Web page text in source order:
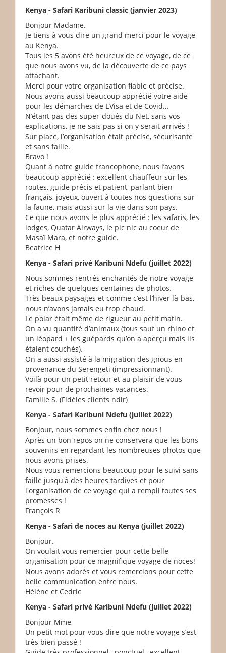
Kenya - Safari Karibuni classic (janvier 2023)
Bonjour Madame.
Je tiens à vous dire un grand merci pour le voyage
au Kenya.
Tous les 5 avons été heureux de ce voyage, de ce
que nous avons vu, de la découverte de ce pays
attachant.
Merci pour votre organisation fiable et précise.
Nous avons aussi beaucoup apprécié votre aide
pour les démarches de EVisa et de Covid…
N’étant pas des super-doués du Net, sans vos
explications, je ne sais pas si on y serait arrivés !
Sur place, l’organisation était précise, sécurisante
et sans faille.
Bravo !
Quant à notre guide francophone, nous l’avons
beaucoup apprécié : excellent chauffeur sur les
routes, guide précis et patient, parlant bien
français, joyeux, ouvert à toutes nos questions sur
la faune, mais aussi sur la vie dans son pays.
Ce que nous avons le plus apprécié : les safaris, les
lodges, Quatar Airways, le pic nic au coeur de
Masaï Mara, et notre guide.
Beatrice H
Kenya - Safari privé Karibuni Ndefu (juillet 2022)
Nous sommes rentrés enchantés de notre voyage
et riches de quelques centaines de photos.
Très beaux paysages et comme c’est l’hiver là-bas,
nous n’avons jamais eu trop chaud.
Le polar était même de rigueur au petit matin.
On a vu quantité d’animaux (tous sauf un rhino et
un léopard + les guépards qu’on a aperçu mais ils
étaient couchés).
On a aussi assisté à la migration des gnous en
provenance du Serengeti (impressionnant).
Voilà pour un petit retour et au plaisir de vous
revoir pour de prochaines vacances.
Famille S. (Fidèles clients ndlr)
Kenya - Safari Karibuni Ndefu (juillet 2022)
Bonjour, nous sommes enfin chez nous !
Après un bon repos on ne conservera que les bons
souvenirs en regardant les nombreuses photos que
nous avons prises.
Nous vous remercions beaucoup pour le suivi sans
faille jusqu'à des heures tardives et pour
l'organisation de ce voyage qui a rempli toutes ses
promesses !
François R
Kenya - Safari de noces au Kenya (juillet 2022)
Bonjour.
On voulait vous remercier pour cette belle
organisation pour ce magnifique voyage de noces!
Nous avons adorés et vous remercions pour cette
belle communication entre nous.
Hélène et Cedric
Kenya - Safari privé Karibuni Ndefu (juillet 2022)
Bonjour Mme,
Un petit mot pour vous dire que notre voyage s’est
très bien passé !